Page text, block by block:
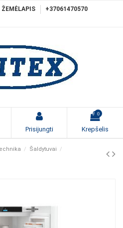
+37061470570
Prisijungti
0
Krepšelis
Šaldytuvai